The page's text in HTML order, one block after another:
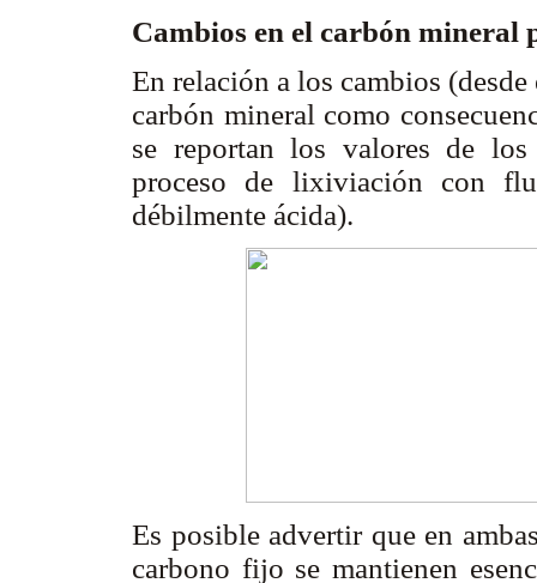
Cambios en el carbón
En relación a los cambios
carbón mineral como
se reportan los valores de
proceso de lixiviación con
débilmente ácida).
Es posible advertir que en
carbono fijo se mantienen